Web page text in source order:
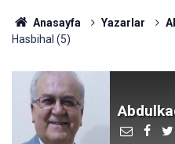
Anasayfa Yazarlar
Hasbihal (5)